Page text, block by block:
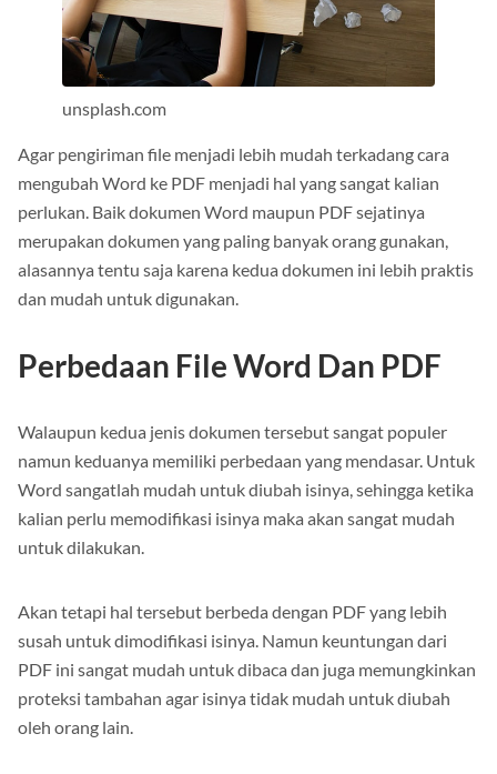
unsplash.com
Agar pengiriman file menjadi lebih mudah terkadang cara
mengubah Word ke PDF menjadi hal yang sangat kalian
perlukan. Baik dokumen Word maupun PDF sejatinya
merupakan dokumen yang paling banyak orang gunakan,
alasannya tentu saja karena kedua dokumen ini lebih praktis
dan mudah untuk digunakan.
Perbedaan File Word Dan PDF
Walaupun kedua jenis dokumen tersebut sangat populer
namun keduanya memiliki perbedaan yang mendasar. Untuk
Word sangatlah mudah untuk diubah isinya, sehingga ketika
kalian perlu memodifikasi isinya maka akan sangat mudah
untuk dilakukan.
Akan tetapi hal tersebut berbeda dengan PDF yang lebih
susah untuk dimodifikasi isinya. Namun keuntungan dari
PDF ini sangat mudah untuk dibaca dan juga memungkinkan
proteksi tambahan agar isinya tidak mudah untuk diubah
oleh orang lain.